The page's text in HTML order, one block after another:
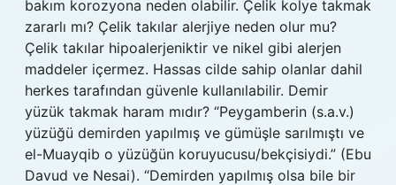
bakım korozyona neden olabilir. Çelik kolye takmak
zararlı mı? Çelik takılar alerjiye neden olur mu?
Çelik takılar hipoalerjeniktir ve nikel gibi alerjen
maddeler içermez. Hassas cilde sahip olanlar dahil
herkes tarafından güvenle kullanılabilir. Demir
yüzük takmak haram mıdır? “Peygamberin (s.a.v.)
yüzüğü demirden yapılmış ve gümüşle sarılmıştı ve
el-Muayqib o yüzüğün koruyucusu/bekçisiydi.” (Ebu
Davud ve Nesai). “Demirden yapılmış olsa bile bir